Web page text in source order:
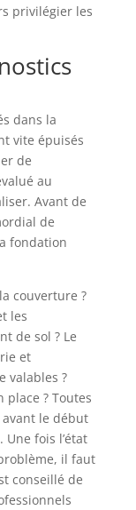
privilégier les
dans la
vite épuisés
de
au
Avant de
de
fondation
couverture ?
les
de sol ? Le
et
valables ?
? Toutes
le début
fois l’état
il faut
conseillé de